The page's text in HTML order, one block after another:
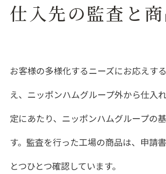
仕入先の監査と
お客様の多様化するニーズにお応えす
え、ニッポンハムグループ外から仕入
定にあたり、ニッポンハムグループの
す。監査を行った工場の商品は、申請
とつひとつ確認しています。